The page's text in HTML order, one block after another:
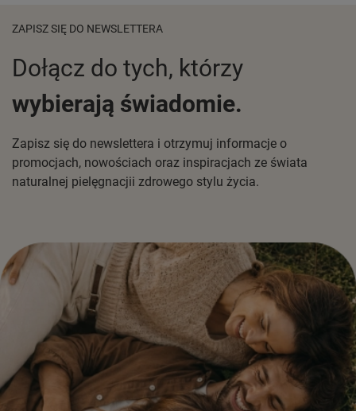
ZAPISZ SIĘ DO NEWSLETTERA
Dołącz do tych, którzy
wybierają świadomie.
Zapisz się do newslettera i otrzymuj informacje o
promocjach, nowościach oraz inspiracjach ze świata
naturalnej pielęgnacjii zdrowego stylu życia.